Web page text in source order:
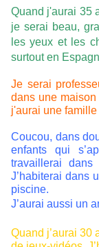
Quand j'aurai 35
je serai beau,
les yeux et les
surtout en
Je serai
dans une
j'aurai une
Coucou, dans
enfants qui
travaillerai
J’habiterai dans
piscine.
J’aurai aussi un
Quand j’aurai 30